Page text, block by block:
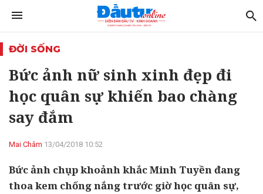
ĐỜI SỐNG
Bức ảnh nữ sinh xinh đẹp đi
học quân sự khiến bao chàng
say đắm
Mai Châm 13/04/2018 10:52
Bức ảnh chụp khoảnh khắc Minh Tuyền đang
thoa kem chống nắng trước giờ học quân sự,